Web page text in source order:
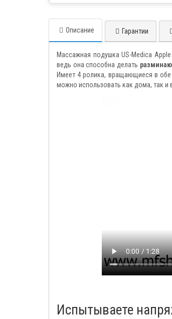
Описание Гарантии
Массажная подушка US-Medica
ведь она способна делать
Имеет 4 ролика, вращающиеся в
можно использовать как дома, так и
Испытываете